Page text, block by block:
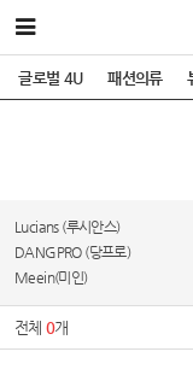
글로벌 4U 패션의류
Lucians (루시안스)
DANGPRO (당프로)
Meein(미인)
전체0개